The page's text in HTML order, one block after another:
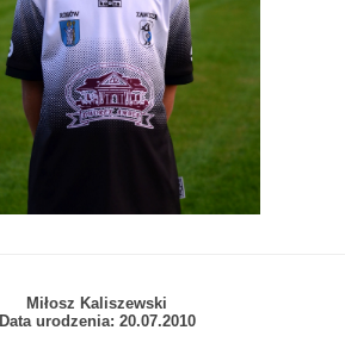
Miłosz Kaliszewski
Data urodzenia: 20.07.2010